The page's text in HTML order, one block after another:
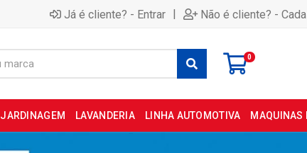
Já é cliente? - Entrar | Não é cliente? -
0
JARDINAGEM LAVANDERIA LINHA AUTOMOTIVA MAQUINAS